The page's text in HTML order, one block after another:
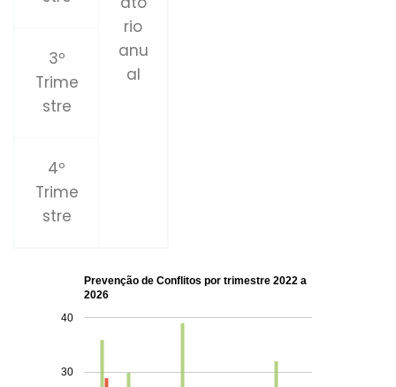
rio
anu
al
3º
Trime
stre
4º
Trime
stre
Prevenção de Conflitos por trimestre 2022 a
2026
30
40